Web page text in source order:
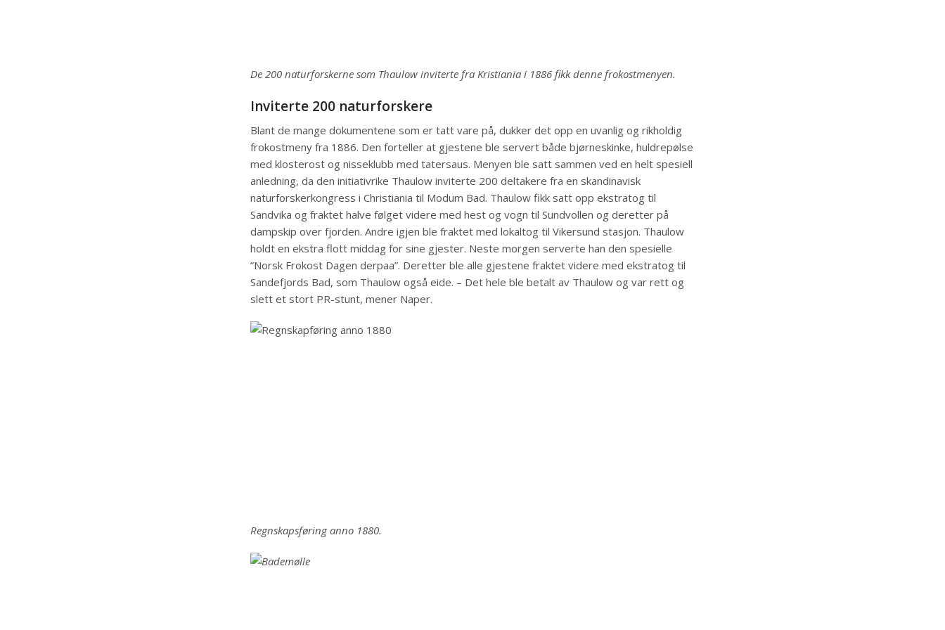
De 200 naturforskerne som Thaulow inviterte fra Kristiania i 1886 fikk denne frokostmenyen.
Inviterte 200 naturforskere
Blant de mange dokumentene som er tatt vare på, dukker det opp en uvanlig og rikholdig
frokostmeny fra 1886. Den forteller at gjestene ble servert både bjørneskinke, huldrepølse
med klosterost og nisseklubb med tatersaus. Menyen ble satt sammen ved en helt spesiell
anledning, da den initiativrike Thaulow inviterte 200 deltakere fra en skandinavisk
naturforskerkongress i Christiania til Modum Bad. Thaulow fikk satt opp ekstratog til
Sandvika og fraktet halve følget videre med hest og vogn til Sundvollen og deretter på
dampskip over fjorden. Andre igjen ble fraktet med lokaltog til Vikersund stasjon. Thaulow
holdt en ekstra flott middag for sine gjester. Neste morgen serverte han den spesielle
”Norsk Frokost Dagen derpaa”. Deretter ble alle gjestene fraktet videre med ekstratog til
Sandefjords Bad, som Thaulow også eide. – Det hele ble betalt av Thaulow og var rett og
slett et stort PR-stunt, mener Naper.
Regnskapsføring anno 1880.